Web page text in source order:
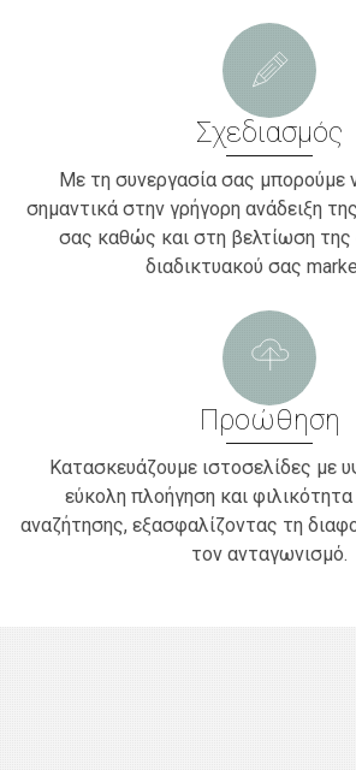
Σχεδιασμός
Με τη συνεργασία σας μπορούμε
σημαντικά στην γρήγορη ανάδειξη
σας καθώς και στη βελτίωση
διαδικτυακού σας
Προώθηση
Κατασκευάζουμε ιστοσελίδες με
εύκολη πλοήγηση και
αναζήτησης, εξασφαλίζοντας τη
τον ανταγωνισμό.